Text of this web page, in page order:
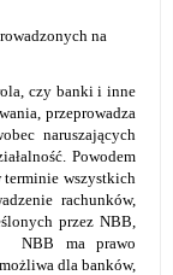
na
czy banki i inne
przeprowadza
naruszających
Powodem
terminie wszystkich
rachunków,
przez NBB,
NBB ma prawo
dla banków,